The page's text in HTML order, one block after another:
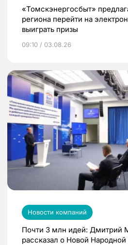
«Томскэнергосбыт»
региона перейти на
выиграть призы
09:10 / 03.08.26
Новости компаний
Почти 3 млн идей: Дмитрий
рассказал о Новой